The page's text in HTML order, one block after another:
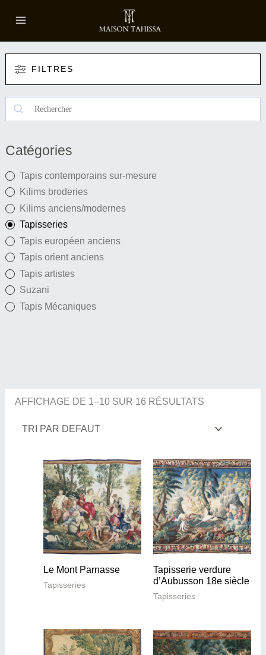
FILTRES
e
h
e
r
c
h
e
r
Catégories
Tapis contemporains sur-mesure
Kilims broderies
Kilims anciens/modernes
Tapisseries
Tapis européen anciens
Tapis orient anciens
Tapis artistes
Suzani
Tapis Mécaniques
AFFICHAGE DE 1–10 SUR 16 RÉSULTATS
Le Mont Parnasse
Tapisseries
Tapisserie verdure
d’Aubusson 18e siècle
Tapisseries